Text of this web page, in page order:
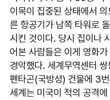
이목이 집중된 상태에서
른 항공기가 남쪽 타워로
시킨 것이다. 당시 집이나
어본 사람들은 이게 영화
경악했다. 세계무역센터
펜타곤(국방성) 건물에 3
세계는 미국이 적의 공격